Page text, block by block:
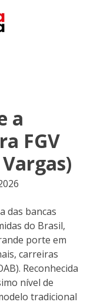
a
FGV
das bancas
do Brasil,
porte em
carreiras
Reconhecida
nível de
tradicional